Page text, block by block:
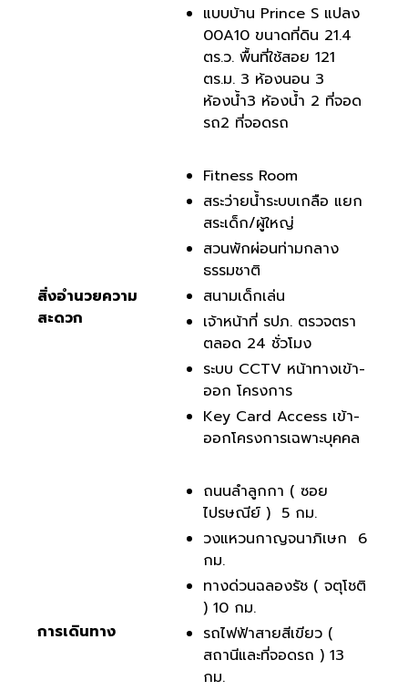
แบบบ้าน Prince S แปลง
00A10 ขนาดที่ดิน 21.4
ตร.ว. พื้นที่ใช้สอย 121
ตร.ม. 3 ห้องนอน 3
ห้องน้ำ3 ห้องน้ำ 2 ที่จอด
รถ2 ที่จอดรถ
สิ่งอำนวยความ
สะดวก
Fitness Room
สระว่ายน้ำระบบเกลือ แยก
สระเด็ก/ผู้ใหญ่
สวนพักผ่อนท่ามกลาง
ธรรมชาติ
สนามเด็กเล่น
เจ้าหน้าที่ รปภ. ตรวจตรา
ตลอด 24 ชั่วโมง
ระบบ CCTV หน้าทางเข้า-
ออก โครงการ
Key Card Access เข้า-
ออกโครงการเฉพาะบุคคล
การเดินทาง
ถนนลำลูกกา ( ซอย
ไปรษณีย์ ) 5 กม.
วงแหวนกาญจนาภิเษก 6
กม.
ทางด่วนฉลองรัช ( จตุโชติ
) 10 กม.
รถไฟฟ้าสายสีเขียว (
สถานีและที่จอดรถ ) 13
กม.